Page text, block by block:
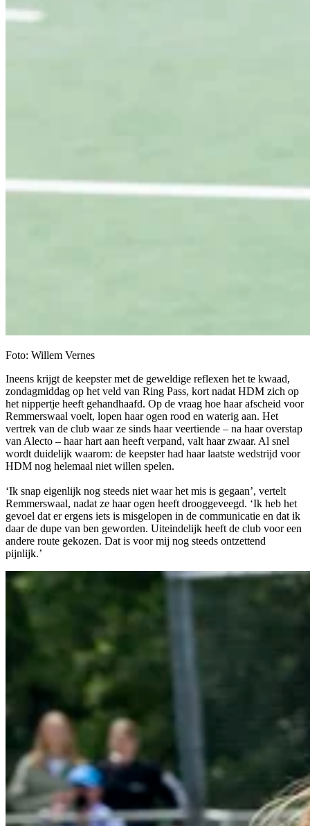
Foto: Willem Vernes
Ineens krijgt de keepster met de geweldige reflexen het te kwaad,
zondagmiddag op het veld van Ring Pass, kort nadat HDM zich op
het nippertje heeft gehandhaafd. Op de vraag hoe haar afscheid voor
Remmerswaal voelt, lopen haar ogen rood en waterig aan. Het
vertrek van de club waar ze sinds haar veertiende – na haar overstap
van Alecto – haar hart aan heeft verpand, valt haar zwaar. Al snel
wordt duidelijk waarom: de keepster had haar laatste wedstrijd voor
HDM nog helemaal niet willen spelen.
‘Ik snap eigenlijk nog steeds niet waar het mis is gegaan’, vertelt
Remmerswaal, nadat ze haar ogen heeft drooggeveegd. ‘Ik heb het
gevoel dat er ergens iets is misgelopen in de communicatie en dat ik
daar de dupe van ben geworden. Uiteindelijk heeft de club voor een
andere route gekozen. Dat is voor mij nog steeds ontzettend
pijnlijk.’